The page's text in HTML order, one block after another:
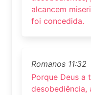
alcancem
foi concedida.
Romanos 11:32
Porque Deus a
desobediência,